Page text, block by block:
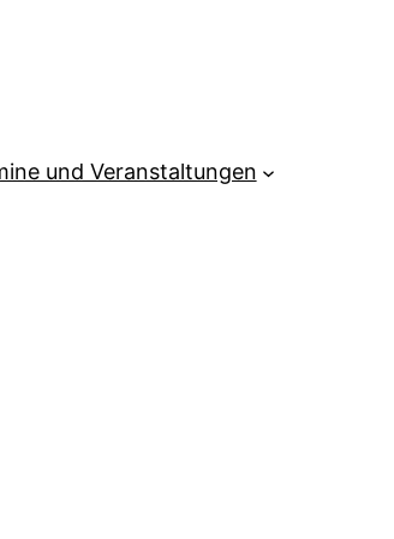
und Veranstaltungen